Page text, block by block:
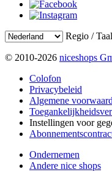
Regio /
© 2010-2026 niceshops
Colofon
Privacybeleid
Algemene
Instellingen voor
Ondernemen
Andere nice shops